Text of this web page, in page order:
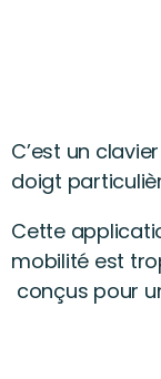
C’est un
doigt
Cette
mobilité est
conçus pour